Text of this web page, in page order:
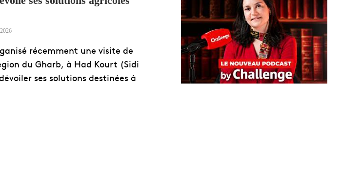
récemment une visite de
du Gharb, à Had Kourt (Sidi
ses solutions destinées à